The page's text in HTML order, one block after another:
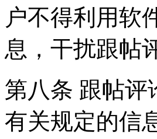
户不得利用软
息，干扰跟帖
第八条 跟帖评
有关规定的信